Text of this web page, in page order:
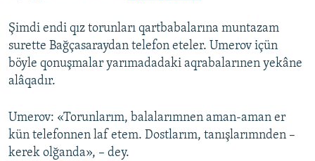
Şimdi endi qız torunları qartbabalarına muntazam
surette Bağçasaraydan telefon eteler. Umerov içün
böyle qonuşmalar yarımadadaki aqrabalarınen yekâne
alâqadır.
Umerov: «Torunlarım, balalarımnen aman-aman er
kün telefonnen laf etem. Dostlarım, tanışlarımnden –
kerek olğanda», – dey.